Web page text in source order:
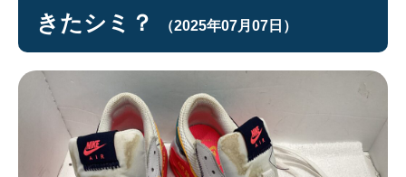
きたシミ？
（2025年07月07日）